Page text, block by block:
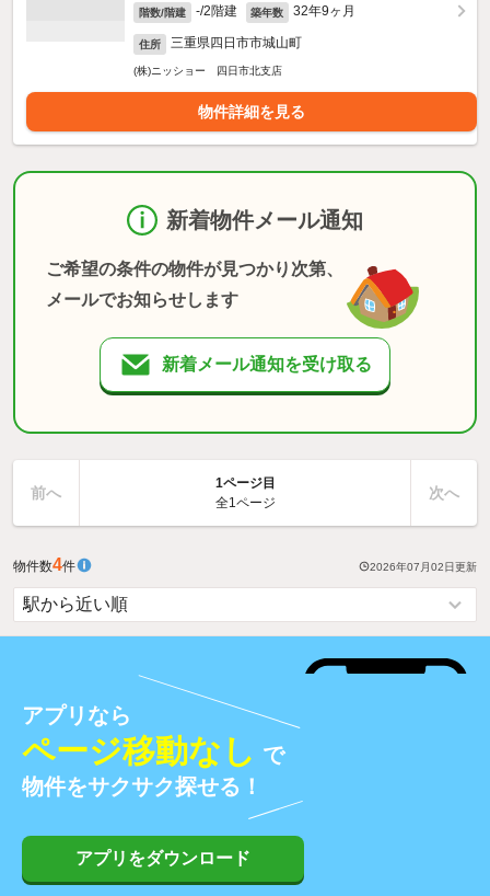
階数/階建 -/2階建 築年数 32年9ヶ月
住所 三重県四日市市城山町
(株)ニッショー 四日市北支店
物件詳細を見る
新着物件メール通知
ご希望の条件の物件が見つかり次第、
メールでお知らせします
新着メール通知を受け取る
前へ
1ページ目
全1ページ
次へ
物件数4件 2026年07月02日更新
アプリなら
ページ移動なし で
物件をサクサク探せる！
アプリをダウンロード